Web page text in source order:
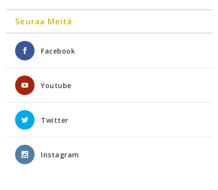
Seuraa Meitä
Facebook
Youtube
Twitter
Instagram